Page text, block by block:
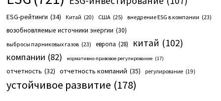
ESG-рейтинги (34) Китай (20) США (25) внедрение ESG в компании (23)
возобновляемые источники энергии (30)
выбросы парниковых газов (23) европа (28) китай (102)
компании (82) нормативно-правовое регулирование (17)
отчетность (32) отчетность компаний (35) регулирование (19)
устойчивое развитие (178)